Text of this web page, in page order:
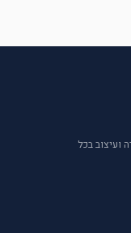
ועיצוב בכל